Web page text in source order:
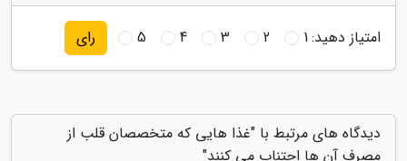
امتیاز دهید:1
2
3
4
5 رای
دیدگاه های مرتبط با "غذا هایی که متخصصان قلب از
مصرف آن ها اجتناب می کنند"